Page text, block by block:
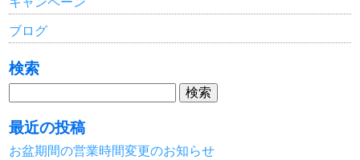
ブログ
検索
検
索:
最近の投稿
お盆期間の営業時間変更のお知らせ